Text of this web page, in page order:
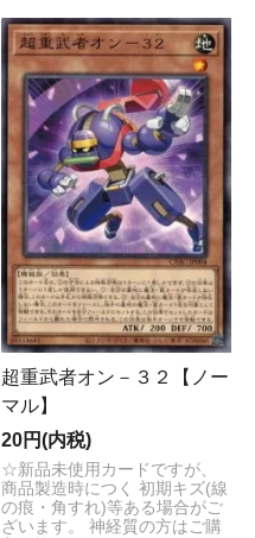
超重武者オン－３２【ノー
マル】
20円(内税)
☆新品未使用カードですが、
商品製造時につく 初期キズ(線
の痕・角すれ)等ある場合がご
ざいます。 神経質の方はご購